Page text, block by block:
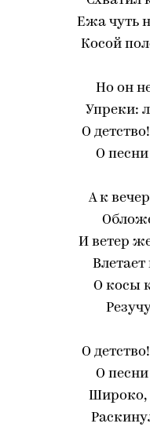
Ежа чуть
Косой
Но он
Упреки:
О
О песни
А к
И ветер
О косы
О
О песни
Широко,